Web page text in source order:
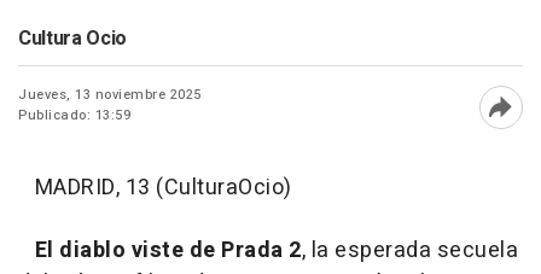
Cultura Ocio
Jueves, 13 noviembre 2025
Publicado: 13:59
MADRID, 13 (CulturaOcio)
El diablo viste de Prada 2, la esperada secuela